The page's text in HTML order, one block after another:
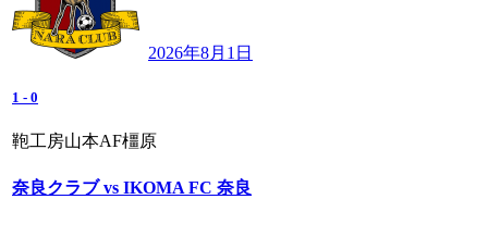
2026年8月1日
1 - 0
鞄工房山本AF橿原
奈良クラブ vs IKOMA FC 奈良